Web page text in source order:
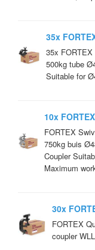
35x
coupler
black
35x
500kg tube
Suitable for
10x
WLL 750kg
FORTEX
750kg buis
Coupler
Maximum
30x
truss
51mm
FORTEX
coupler